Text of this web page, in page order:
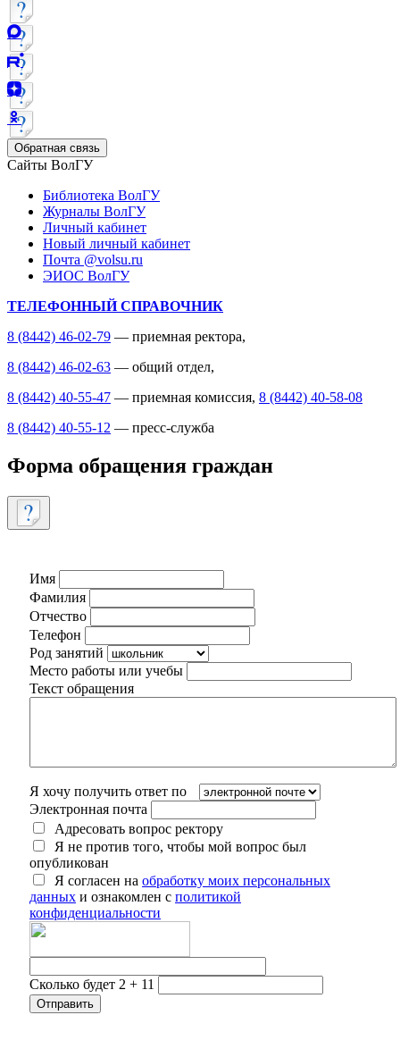
Обратная связь
Сайты ВолГУ
Библиотека ВолГУ
Журналы ВолГУ
Личный кабинет
Новый личный кабинет
Почта @volsu.ru
ЭИОС ВолГУ
ТЕЛЕФОННЫЙ СПРАВОЧНИК
8 (8442) 46-02-79 — приемная ректора,
8 (8442) 46-02-63 — общий отдел,
8 (8442) 40-55-47 — приемная комиссия, 8 (8442) 40-58-08
8 (8442) 40-55-12 — пресс-служба
Форма обращения граждан
Имя
Фамилия
Отчество
Телефон
Род занятий
Место работы или учебы
Текст обращения
Я хочу получить ответ по
Электронная почта
Адресовать вопрос ректору
Я не против того, чтобы мой вопрос был
опубликован
Я согласен на обработку моих персональных
данных и ознакомлен с политикой
конфиденциальности
Сколько будет 2 + 11